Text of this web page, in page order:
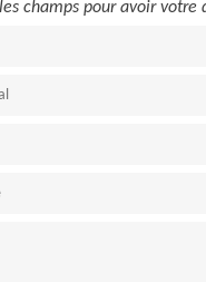
champs pour avoir votre